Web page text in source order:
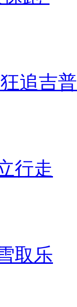
追吉
行走
取乐